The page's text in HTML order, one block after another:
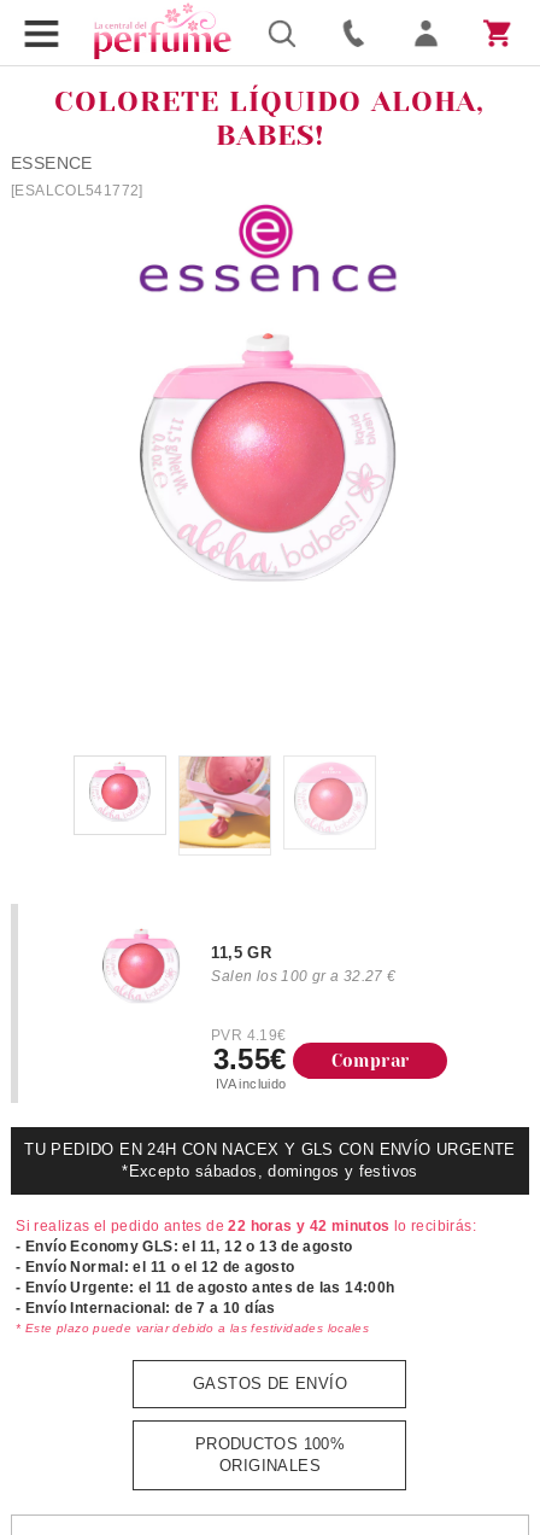
COLORETE LÍQUIDO ALOHA,
BABES!
ESSENCE
[ESALCOL541772]
11,5 GR
Salen los 100 gr a 32.27 €
PVR 4.19€
3.55€
IVA incluido
Comprar
TU PEDIDO EN 24H CON NACEX Y GLS CON ENVÍO URGENTE
*Excepto sábados, domingos y festivos
Si realizas el pedido antes de22 horas y 42 minutos lo recibirás:
- Envío Economy GLS: el 11, 12 o 13 de agosto
- Envío Normal: el 11 o el 12 de agosto
- Envío Urgente: el11 de agosto antes de las 14:00h
- Envío Internacional: de 7 a 10 días
* Este plazo puede variar debido a las festividades locales
GASTOS DE ENVÍO
PRODUCTOS 100%
ORIGINALES